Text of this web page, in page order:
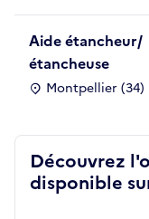
Aide étancheur/
étancheuse
Montpellier (34)
Découvrez
disponible